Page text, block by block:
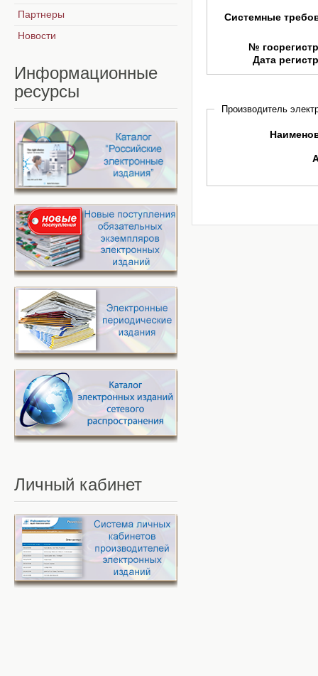
Системные
№
Дата
Производитель
Партнеры
Новости
Информационные
ресурсы
Личный кабинет